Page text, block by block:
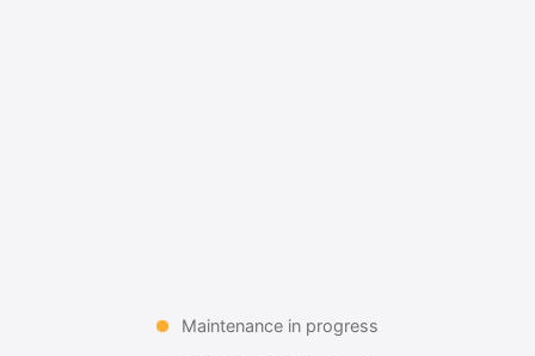
Maintenance in progress